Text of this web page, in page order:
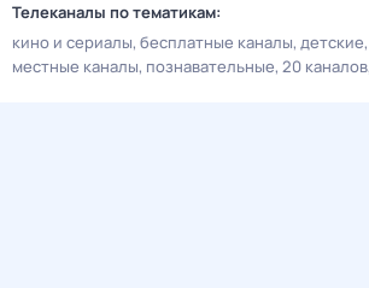
Телеканалы по тематикам:
кино и сериалы бесплатные каналы детские
местные каналы познавательные 20 каналов